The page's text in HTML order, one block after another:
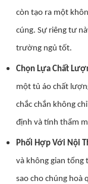
còn tạo ra một
cúng. Sự riêng tư
trường ngủ tốt.
Chọn Lựa Chất
một tủ áo chất
chắc chắn không
định và tính thẩm
Phối Hợp Với Nội
và không gian tổng
sao cho chúng hoà